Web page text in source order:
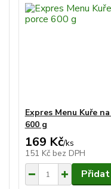
Expres Menu Kuře
600 g
169 Kč/ks
151 Kč bez DPH